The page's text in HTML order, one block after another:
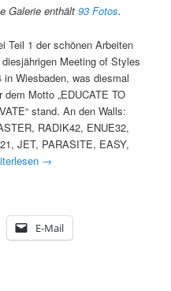
Galerie enthält93 Fotos.
Teil 1 der schönen Arbeiten
Meeting of Styles
in Wiesbaden, was diesmal
dem Motto „EDUCATE TO
stand. An den Walls:
RADIK42, ENUE32,
JET, PARASITE, EASY,
→
E-Mail